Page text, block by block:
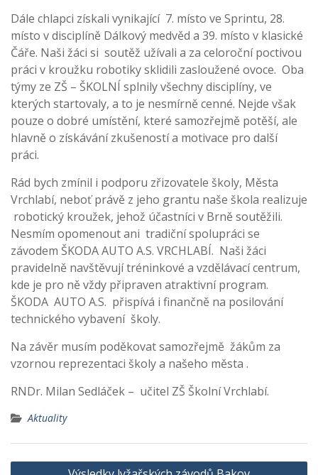
Dále chlapci získali vynikající 7. místo ve Sprintu, 28.
místo v disciplíně Dálkový medvěd a 39. místo v klasické
Čáře. Naši žáci si soutěž užívali a za celoroční poctivou
práci v kroužku robotiky sklidili zasloužené ovoce. Oba
týmy ze ZŠ – ŠKOLNÍ splnily všechny disciplíny, ve
kterých startovaly, a to je nesmírně cenné. Nejde však
pouze o dobré umístění, které samozřejmě potěší, ale
hlavně o získávání zkušeností a motivace pro další
práci.
Rád bych zmínil i podporu zřizovatele školy, Města
Vrchlabí, neboť právě z jeho grantu naše škola realizuje
robotický kroužek, jehož účastníci v Brně soutěžili.
Nesmím opomenout ani tradiční spolupráci se
závodem ŠKODA AUTO A.S. VRCHLABÍ. Naši žáci
pravidelně navštěvují tréninkové a vzdělávací centrum,
kde je pro ně vždy připraven atraktivní program.
ŠKODA AUTO A.S. přispívá i finančně na posilování
technického vybavení školy.
Na závěr musím poděkovat samozřejmě žákům za
vzornou reprezentaci školy a našeho města .
RNDr. Milan Sedláček – učitel ZŠ Školní Vrchlabí.
Aktuality
Navigace